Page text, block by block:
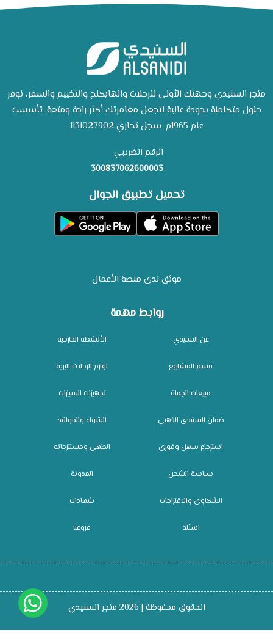
روابط مهمة
عن السنيدي
قسم المشاريع
مبيعات الجملة
ضمان السنيدي الذهبي
استرجاع سهل وفوري
سياسة الشحن
الشكاوى والاقتراحات
اسئلة
الأنشطة الخارجية
لوازم الرحلات البرية
تجهيزات السيارات
الشواء والمواقد
الطهي ومستلزماته
المدونة
شهادات
فروعنا
متجر السنيدي وجهتك الأولى للرحلات والهايكنج والتخييم والسفر، نوفر
حلول متكاملة بجودة عالية لتجعل مغامرتك أكثر راحة ومتعة. تأسست
عام 1965م. سجل تجاري 1131027902
الرقم الضريبي
300837062600003
تحميل تطبيق الجوال
موثق لدى منصة الأعمال
الحقوق محفوظة | 2026 متجر السنيدي